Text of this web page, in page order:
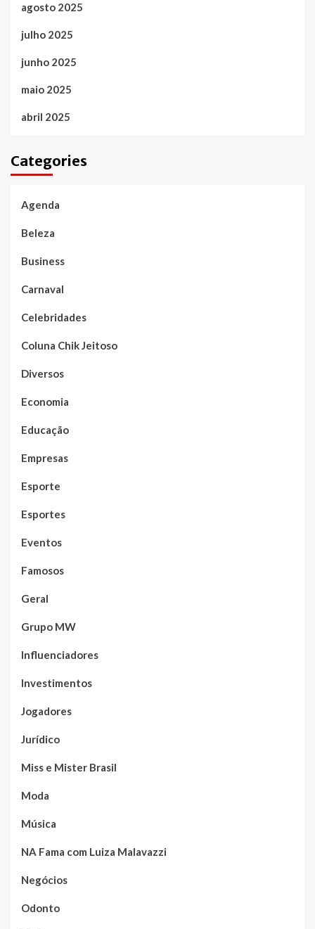
agosto 2025
julho 2025
junho 2025
maio 2025
abril 2025
Categories
Agenda
Beleza
Business
Carnaval
Celebridades
Coluna Chik Jeitoso
Diversos
Economia
Educação
Empresas
Esporte
Esportes
Eventos
Famosos
Geral
Grupo MW
Influenciadores
Investimentos
Jogadores
Jurídico
Miss e Mister Brasil
Moda
Música
NA Fama com Luiza Malavazzi
Negócios
Odonto